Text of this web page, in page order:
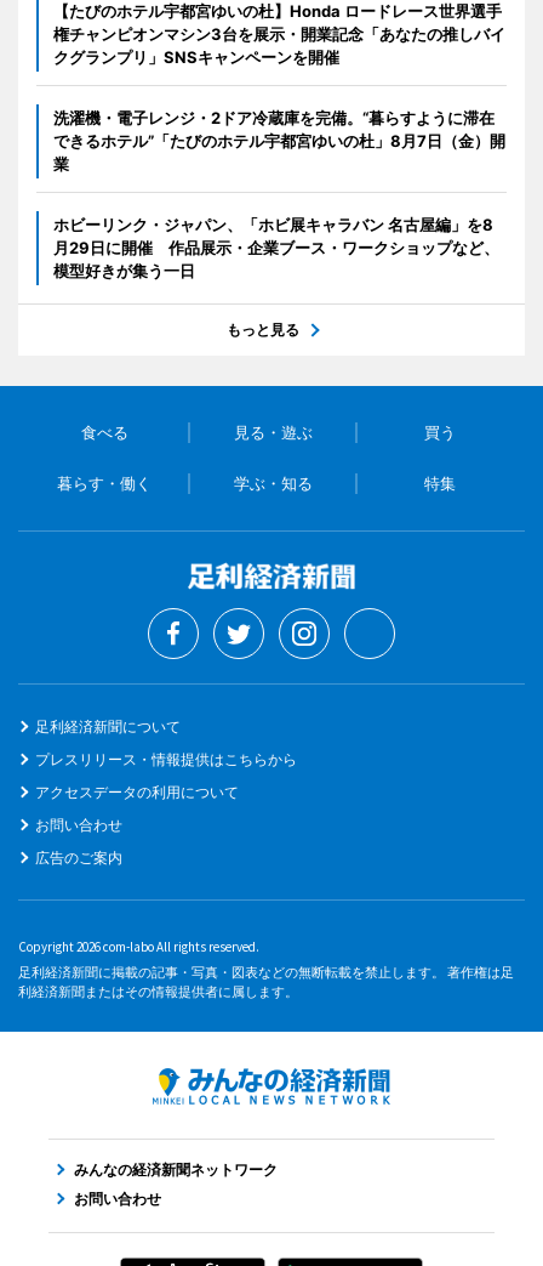
【たびのホテル宇都宮ゆいの杜】Honda ロードレース世界選手
権チャンピオンマシン3台を展示・開業記念「あなたの推しバイ
クグランプリ」SNSキャンペーンを開催
洗濯機・電子レンジ・2ドア冷蔵庫を完備。“暮らすように滞在
できるホテル”「たびのホテル宇都宮ゆいの杜」8月7日（金）開
業
ホビーリンク・ジャパン、「ホビ展キャラバン 名古屋編」を8
月29日に開催 作品展示・企業ブース・ワークショップなど、
模型好きが集う一日
もっと見る
食べる 見る・遊ぶ 買う
暮らす・働く 学ぶ・知る 特集
足利経済新聞について
プレスリリース・情報提供はこちらから
アクセスデータの利用について
お問い合わせ
広告のご案内
Copyright 2026 com-labo All rights reserved.
足利経済新聞に掲載の記事・写真・図表などの無断転載を禁止します。 著作権は足
利経済新聞またはその情報提供者に属します。
みんなの経済新聞ネットワーク
お問い合わせ